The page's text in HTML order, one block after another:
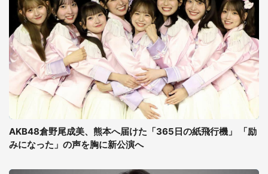
AKB48倉野尾成美、熊本へ届けた「365日の紙飛行機」 「励
みになった」の声を胸に新公演へ